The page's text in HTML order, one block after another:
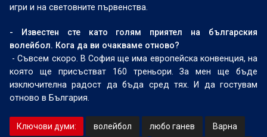
игри и на световните първенства.
- Известен сте като голям приятел на българския
волейбол. Кога да ви очакваме отново?
- Съвсем скоро. В София ще има европейска конвенция, на
която ще присъстват 160 треньори. За мен ще бъде
изключителна радост да бъда сред тях. И да гостувам
отново в България.
Ключови думи: волейбол любо ганев Варна